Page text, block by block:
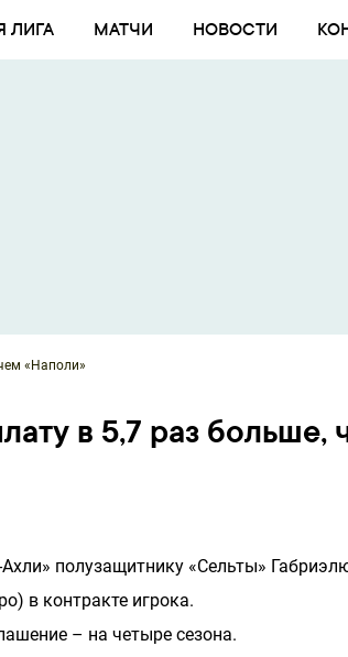
ЛИГА МАТЧИ НОВОСТИ
«Наполи»
в 5,7 раз больше,
полузащитнику «Сельты»
в контракте игрока.
– на четыре сезона.